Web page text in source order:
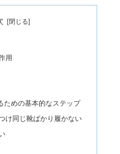
用
ための基本的なステップ
け同じ靴ばかり履かない